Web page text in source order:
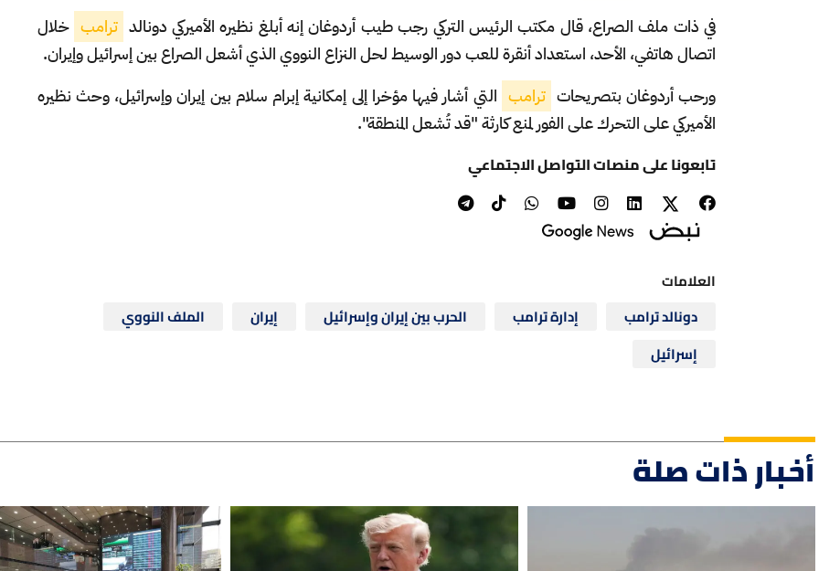
في ذات ملف الصراع، قال مكتب الرئيس التركي رجب طيب أردوغان إنه أبلغ نظيره الأميركي دونالد ترامب خلال
اتصال هاتفي، الأحد، استعداد أنقرة للعب دور الوسيط لحل النزاع النووي الذي أشعل الصراع بين إسرائيل وإيران.
ورحب أردوغان بتصريحات ترامب التي أشار فيها مؤخرا إلى إمكانية إبرام سلام بين إيران وإسرائيل، وحث نظيره
الأميركي على التحرك على الفور لمنع كارثة "قد تُشعل المنطقة".
تابعونا على منصات التواصل الاجتماعي
العلامات
دونالد ترامب
إدارة ترامب الحرب بين إيران وإسرائيل إيران
الملف النووي
إسرائيل
أخبار ذات صلة